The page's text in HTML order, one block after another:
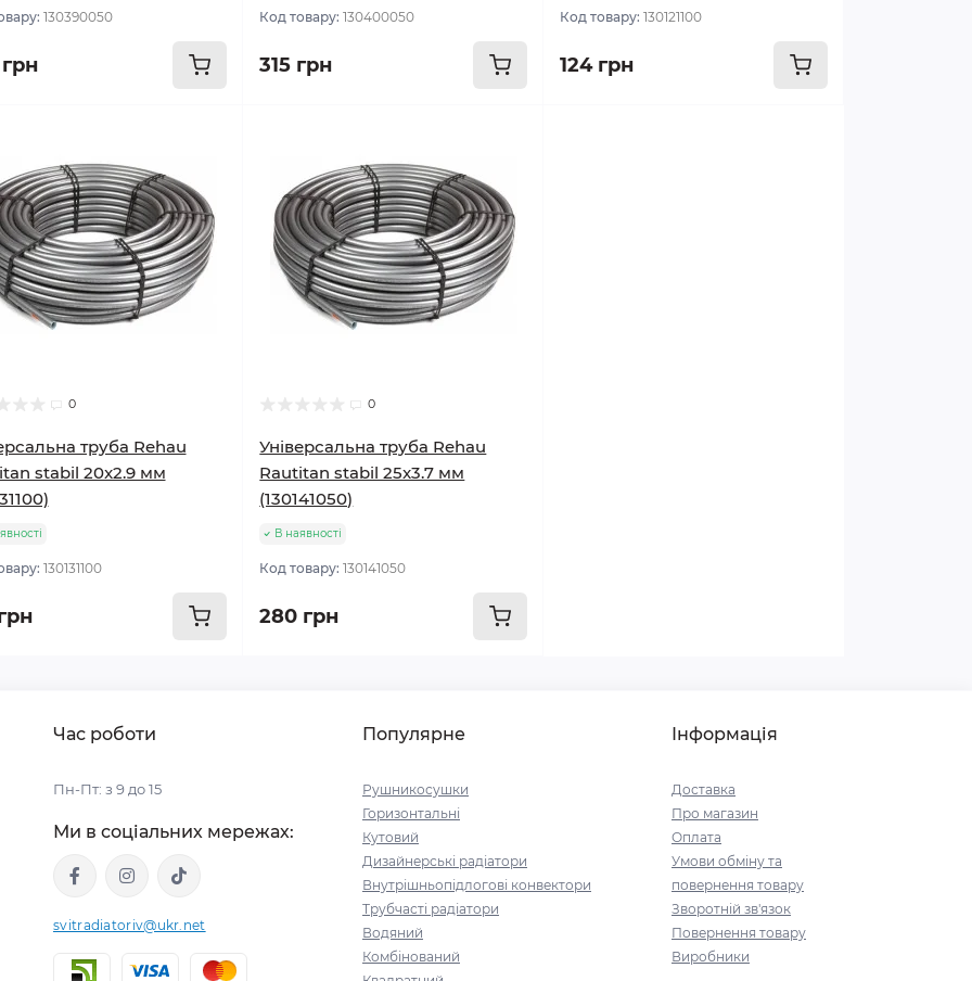
130390050 Код товару:130400050
315 грн
Код товару:130121100
124 грн
0
труба Rehau
stabil 20x2.9 мм
130131100
0
Універсальна труба Rehau
Rautitan stabil 25x3.7 мм
(130141050)
В наявності
Код товару:130141050
280 грн
Час роботи
Пн-Пт: з 9 до 15
Ми в соціальних мережах:
svitradiatoriv@ukr.net
Популярне
Рушникосушки
Горизонтальні
Кутовий
Дизайнерські радіатори
Внутрішньопідлогові конвектори
Трубчасті радіатори
Водяний
Комбінований
Інформація
Доставка
Про магазин
Оплата
Умови обміну та
повернення товару
Зворотній зв'язок
Повернення товару
Виробники